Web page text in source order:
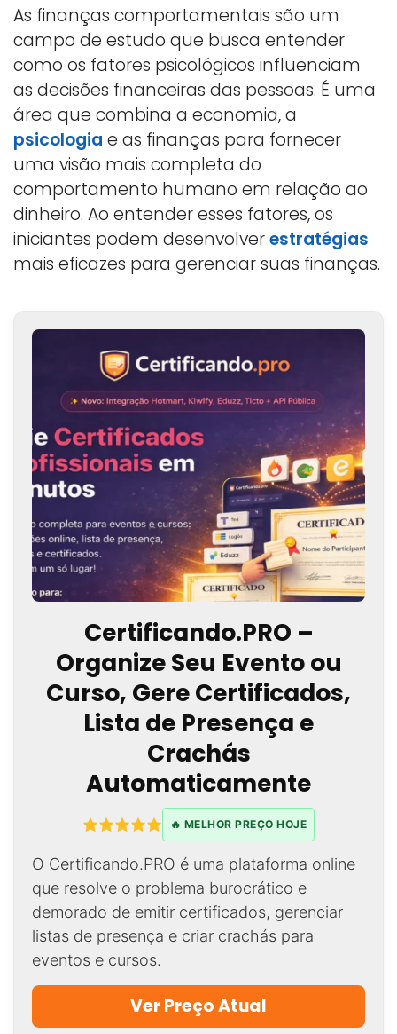
As finanças comportamentais são um
campo de estudo que busca entender
como os fatores psicológicos influenciam
as decisões financeiras das pessoas. É uma
área que combina a economia, a
psicologia e as finanças para fornecer
uma visão mais completa do
comportamento humano em relação ao
dinheiro. Ao entender esses fatores, os
iniciantes podem desenvolverestratégias
mais eficazes para gerenciar suas finanças.
Certificando.PRO –
Organize Seu Evento ou
Curso, Gere Certificados,
Lista de Presença e
Crachás
Automaticamente
🔥 MELHOR PREÇO HOJE
O Certificando.PRO é uma plataforma online
que resolve o problema burocrático e
demorado de emitir certificados, gerenciar
listas de presença e criar crachás para
eventos e cursos.
Ver Preço Atual